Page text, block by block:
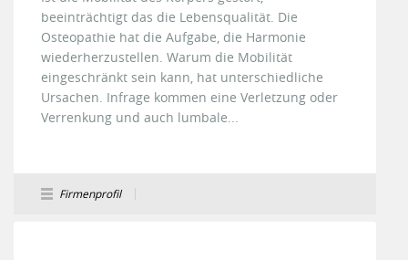
beeinträchtigt das die Lebensqualität. Die
Osteopathie hat die Aufgabe, die Harmonie
wiederherzustellen. Warum die Mobilität
eingeschränkt sein kann, hat unterschiedliche
Ursachen. Infrage kommen eine Verletzung oder
Verrenkung und auch lumbale...
Firmenprofil